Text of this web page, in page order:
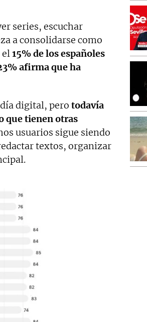
series, escuchar
a consolidarse como
el15% de los españoles
afirma que ha
digital, pero todavía
que tienen otras
usuarios sigue siendo
textos, organizar